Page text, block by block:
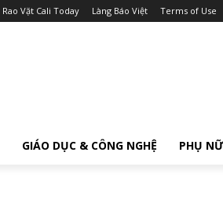
Rao Vặt Cali Today Làng Báo Việt Terms of Use
GIÁO DỤC & CÔNG NGHỆ PHỤ NỮ